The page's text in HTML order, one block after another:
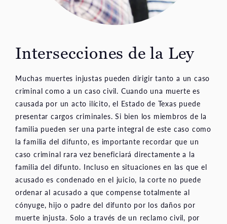
Intersecciones de la Ley
Muchas muertes injustas pueden dirigir tanto a un caso
criminal como a un caso civil. Cuando una muerte es
causada por un acto ilícito, el Estado de Texas puede
presentar cargos criminales. Si bien los miembros de la
familia pueden ser una parte integral de este caso como
la familia del difunto, es importante recordar que un
caso criminal rara vez beneficiará directamente a la
familia del difunto. Incluso en situaciones en las que el
acusado es condenado en el juicio, la corte no puede
ordenar al acusado a que compense totalmente al
cónyuge, hijo o padre del difunto por los daños por
muerte injusta. Solo a través de un reclamo civil, por